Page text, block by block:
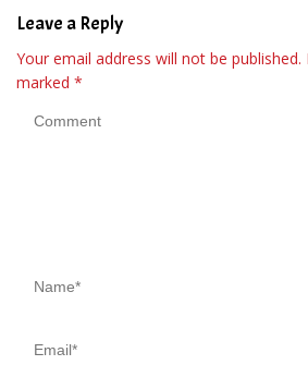
Leave a Reply
Your email address will not be published.
marked *